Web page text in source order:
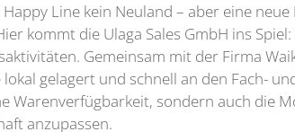
Line kein Neuland – aber eine
kommt die Ulaga Sales GmbH ins
Gemeinsam mit der Firma
gelagert und schnell an den Fach-
Warenverfügbarkeit, sondern auch die
anzupassen.